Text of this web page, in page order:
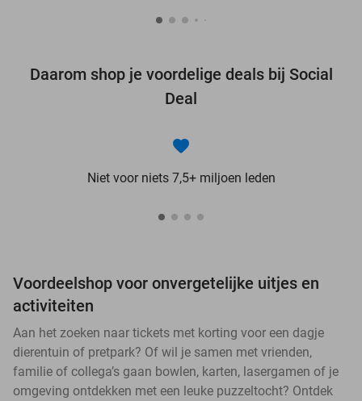
Daarom shop je voordelige deals bij Social
Deal
Niet voor niets 7,5+ miljoen leden
Voordeelshop voor onvergetelijke uitjes en
activiteiten
Aan het zoeken naar tickets met korting voor een dagje
dierentuin of pretpark? Of wil je samen met vrienden,
familie of collega’s gaan bowlen, karten, lasergamen of je
omgeving ontdekken met een leuke puzzeltocht? Ontdek